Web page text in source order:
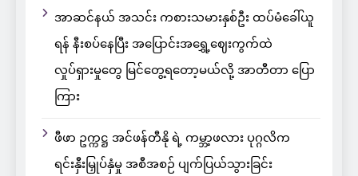
အာဆင်နယ် အသင်း ကစားသမားနှစ်ဦး ထပ်မံခေါ်ယူ
ရန် နီးစပ်နေပြီး အပြောင်းအရွှေ့ဈေးကွက်ထဲ
လှုပ်ရှားမှုတွေ မြင်တွေ့ရတော့မယ်လို့ အာတီတာ ပြော
ကြား
ဖီဖာ ဥက္ကဋ္ဌ အင်ဖန်တီနို ရဲ့ ကမ္ဘာ့ဖလား ပုဂ္ဂလိက
ရင်းနှီးမြှုပ်နှံမှု အစီအစဉ် ပျက်ပြယ်သွားခြင်း